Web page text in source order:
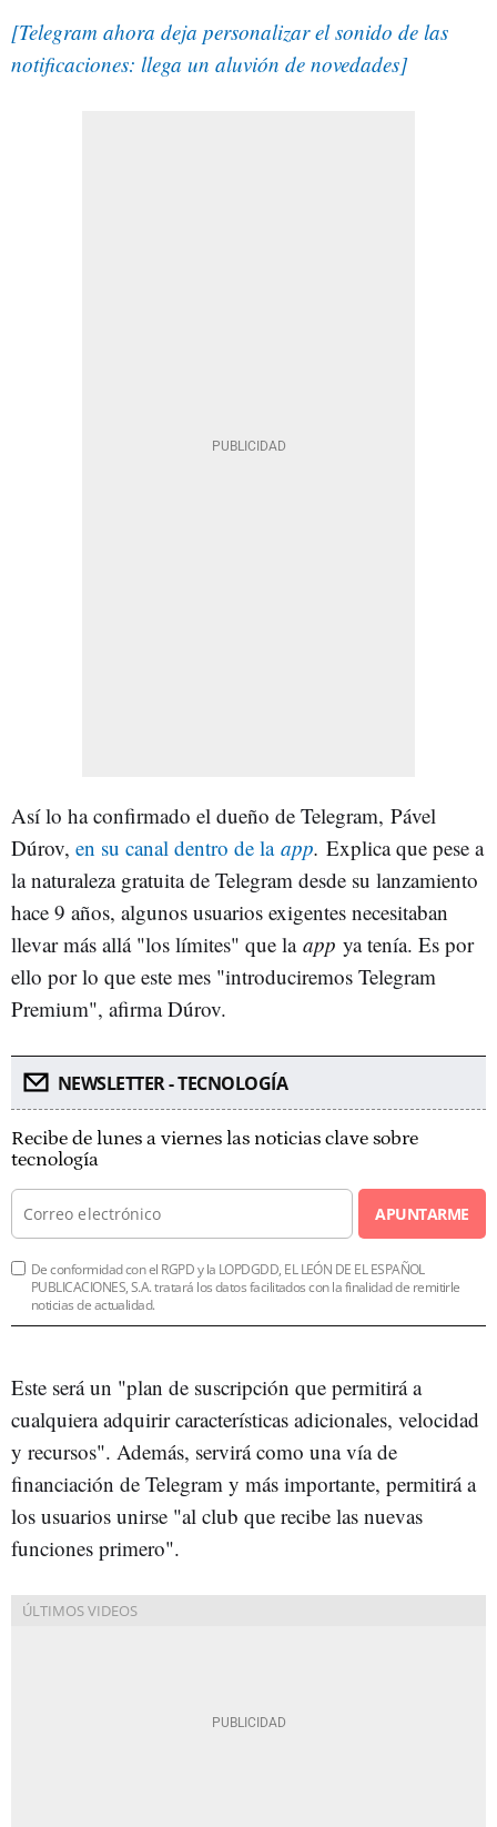
[Telegram ahora deja personalizar el sonido de las
notificaciones: llega un aluvión de novedades]
Así lo ha confirmado el dueño de Telegram, Pável
Dúrov, en su canal dentro de la app. Explica que pese a
la naturaleza gratuita de Telegram desde su lanzamiento
hace 9 años, algunos usuarios exigentes necesitaban
llevar más allá "los límites" que la app ya tenía. Es por
ello por lo que este mes "introduciremos Telegram
Premium", afirma Dúrov.
NEWSLETTER - TECNOLOGÍA
Recibe de lunes a viernes las noticias clave sobre
tecnología
APUNTARME
De conformidad con el RGPD y la LOPDGDD, EL LEÓN DE EL ESPAÑOL
PUBLICACIONES, S.A. tratará los datos facilitados con la finalidad de remitirle
noticias de actualidad.
Este será un "plan de suscripción que permitirá a
cualquiera adquirir características adicionales, velocidad
y recursos". Además, servirá como una vía de
financiación de Telegram y más importante, permitirá a
los usuarios unirse "al club que recibe las nuevas
funciones primero".